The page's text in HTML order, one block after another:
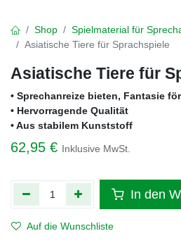
Shop
Spielmaterial für
Asiatische Tiere für Sprachspiele
Asiatische Tiere für
• Sprechanreize bieten, Fantasie
• Hervorragende Qualität
• Aus stabilem Kunststoff
62,95 € Inklusive MwSt.
In den
Auf die Wunschliste